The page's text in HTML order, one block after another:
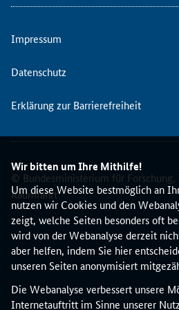
Wir bitten um Ihre Mithilfe!
Um diese Website bestmöglich an
nutzen wir Cookies und den
zeigt, welche Seiten besonders oft
wird von der Webanalyse derzeit
aber helfen, indem Sie hier
unseren Seiten anonymisiert
Die Webanalyse verbessert unsere
Internetauftritt im Sinne unserer
2
.
p
e
b
r
2
0
2
3
I
n
o
Impressum
Datenschutz
Erklärung zur Barrierefreiheit
© Bundesministerium für Forschung,
Raumfahrt